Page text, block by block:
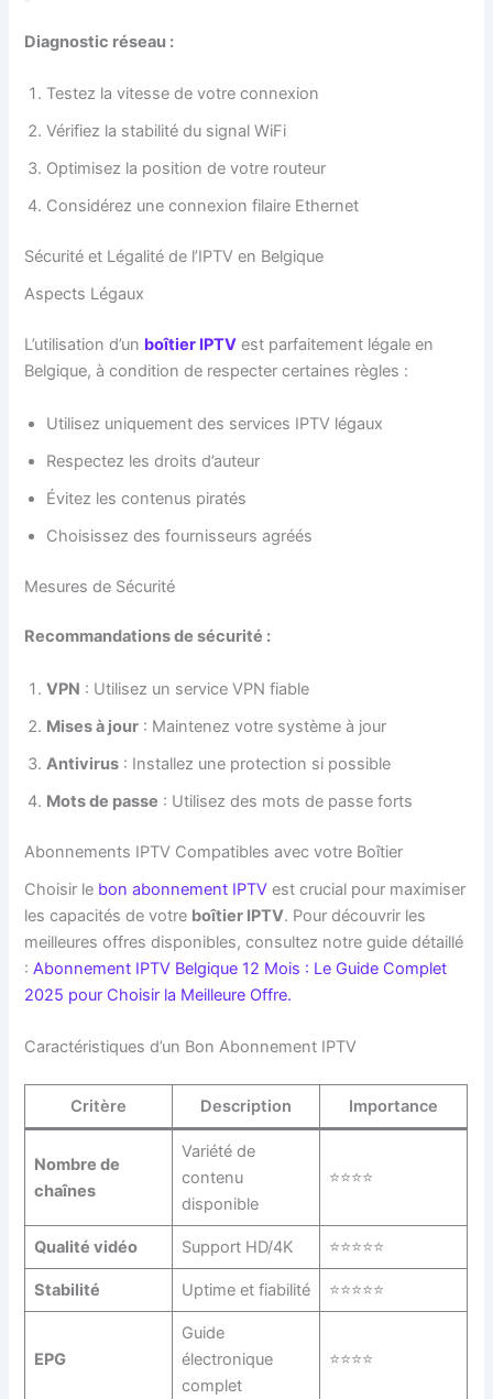
Diagnostic réseau :
Testez la vitesse de votre connexion
Vérifiez la stabilité du signal WiFi
Optimisez la position de votre routeur
Considérez une connexion filaire Ethernet
Sécurité et Légalité de l’IPTV en Belgique
Aspects Légaux
L’utilisation d’un boîtier IPTV est parfaitement légale en
Belgique, à condition de respecter certaines règles :
Utilisez uniquement des services IPTV légaux
Respectez les droits d’auteur
Évitez les contenus piratés
Choisissez des fournisseurs agréés
Mesures de Sécurité
Recommandations de sécurité :
VPN : Utilisez un service VPN fiable
Mises à jour : Maintenez votre système à jour
Antivirus : Installez une protection si possible
Mots de passe : Utilisez des mots de passe forts
Abonnements IPTV Compatibles avec votre Boîtier
Choisir le bon abonnement IPTV est crucial pour maximiser
les capacités de votre boîtier IPTV. Pour découvrir les
meilleures offres disponibles, consultez notre guide détaillé
:Abonnement IPTV Belgique 12 Mois : Le Guide Complet
2025 pour Choisir la Meilleure Offre.
Caractéristiques d’un Bon Abonnement IPTV
Critère Description Importance
Nombre de
chaînes
Variété de
contenu
disponible
⭐⭐⭐⭐
Qualité vidéo Support HD/4K ⭐⭐⭐⭐⭐
Stabilité Uptime et fiabilité ⭐⭐⭐⭐⭐
EPG
Guide
électronique
complet
⭐⭐⭐⭐